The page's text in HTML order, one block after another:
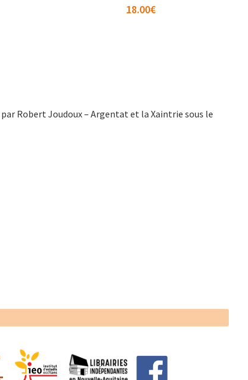
18.00€
Robert Joudoux – Argentat et la Xaintrie sous le